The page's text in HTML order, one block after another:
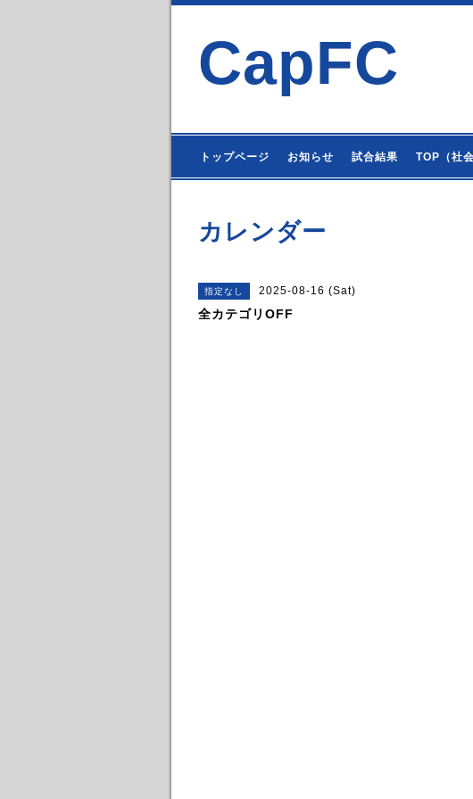
CapFC
トップページ お知らせ 試合結果 TOP（社
カレンダー
指定なし 2025-08-16 (Sat)
全カテゴリOFF